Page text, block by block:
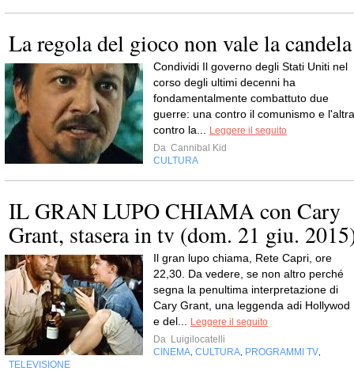
La regola del gioco non vale la candela
Condividi Il governo degli Stati Uniti nel
corso degli ultimi decenni ha
fondamentalmente combattuto due
guerre: una contro il comunismo e l'altra
contro la...
Leggere il seguito
Da Cannibal Kid
CULTURA
IL GRAN LUPO CHIAMA con Cary
Grant, stasera in tv (dom. 21 giu.
Il gran lupo chiama, Rete Capri, ore
22,30. Da vedere, se non altro perché
segna la penultima interpretazione di
Cary Grant, una leggenda adi Hollywod
e del...
Leggere il seguito
Da Luigilocatelli
CINEMA CULTURA PROGRAMMI TV
TELEVISIONE